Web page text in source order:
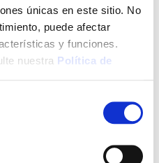
únicas en este sitio. No
puede afectar
y funciones.
nuestra Política de
Envío a domicilio:
5 días hábiles
+ INFO